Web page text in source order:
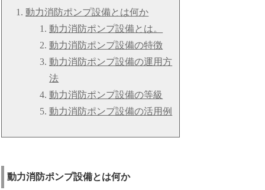
動力消防ポンプ設備とは何か
動力消防ポンプ設備とは。
動力消防ポンプ設備の特徴
動力消防ポンプ設備の運用方
法
動力消防ポンプ設備の等級
動力消防ポンプ設備の活用例
動力消防ポンプ設備とは何か